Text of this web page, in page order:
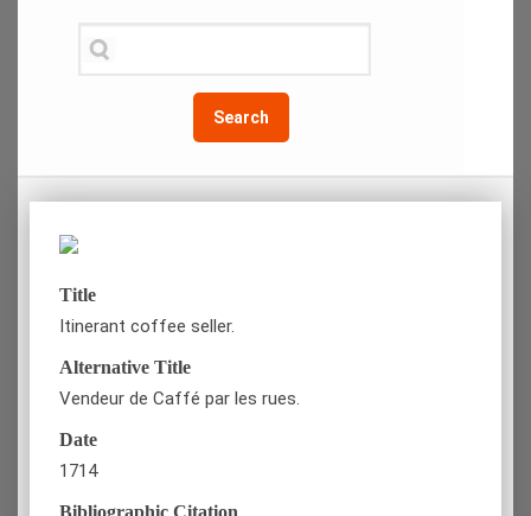
Search
Title
Itinerant coffee seller.
Alternative Title
Vendeur de Caffé par les rues.
Date
1714